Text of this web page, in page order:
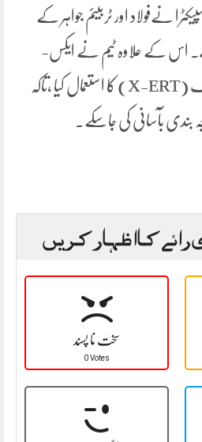
نےفولاد اور ٹربیئم جواہر کے
اس کے علاوہ ٹیم نے ایکس-
رے ایکسائیٹڈ ریزوننس ٹنلنگ (X-ERT) کا استعمال کیا ،تاکہ
بندی بآسانی کی جاسکے۔
رائے کا اظہار کریں
سخت نا پسند
0 Votes